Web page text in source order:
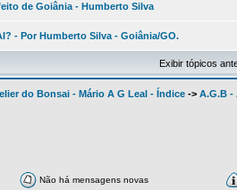
de Goiânia - Humberto Silva
- Por Humberto Silva - Goiânia/GO.
Exibir tópicos
do Bonsai - Mário A G Leal - Índice -> A.G.B -
Não há mensagens novas